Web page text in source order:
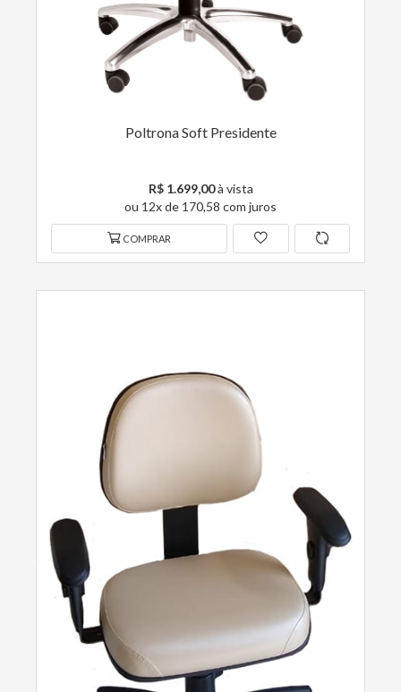
Poltrona Soft Presidente
R$ 1.699,00à vista
ou 12x de 170,58 com juros
COMPRAR